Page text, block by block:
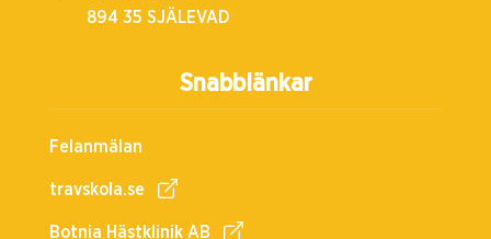
Snabblänkar
Felanmälan
travskola.se
Botnia Hästklinik AB
894 35 SJÄLEVAD